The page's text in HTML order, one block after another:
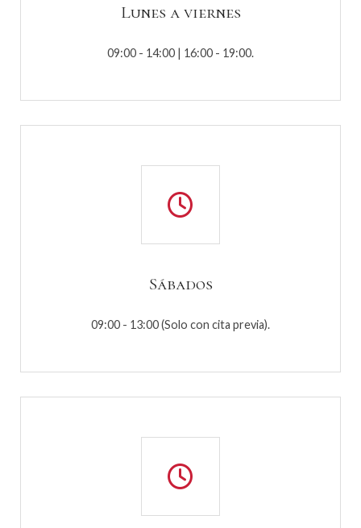
Lunes a viernes
09:00 - 14:00 | 16:00 - 19:00.
Sábados
09:00 - 13:00 (Solo con cita previa).